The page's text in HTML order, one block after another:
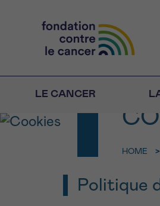
LE CANCER
HOME >
Politique